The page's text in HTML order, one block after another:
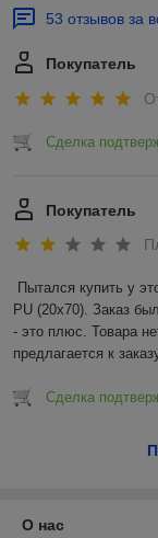
53 отзывов за
Покупатель
Сделка
Покупатель
Пытался купить у
PU (20x70). Заказ
- это плюс. Товара
предлагается к
Сделка
О нас